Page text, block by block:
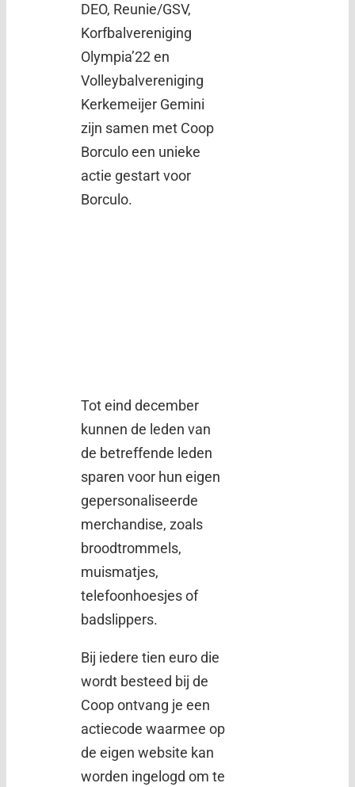
DEO, Reunie/GSV,
Korfbalvereniging
Olympia’22 en
Volleybalvereniging
Kerkemeijer Gemini
zijn samen met Coop
Borculo een unieke
actie gestart voor
Borculo.
Tot eind december
kunnen de leden van
de betreffende leden
sparen voor hun eigen
gepersonaliseerde
merchandise, zoals
broodtrommels,
muismatjes,
telefoonhoesjes of
badslippers.
Bij iedere tien euro die
wordt besteed bij de
Coop ontvang je een
actiecode waarmee op
de eigen website kan
worden ingelogd om te